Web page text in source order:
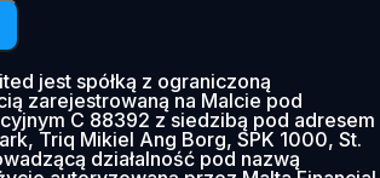
jest spółką z ograniczoną
zarejestrowaną na Malcie pod
C 88392 z siedzibą pod adresem
Triq Mikiel Ang Borg, SPK 1000, St.
działalność pod nazwą